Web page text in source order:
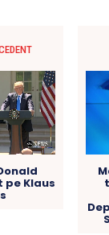
pe Klaus